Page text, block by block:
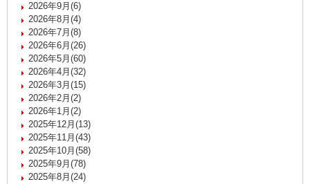
2026年9月(6)
2026年8月(4)
2026年7月(8)
2026年6月(26)
2026年5月(60)
2026年4月(32)
2026年3月(15)
2026年2月(2)
2026年1月(2)
2025年12月(13)
2025年11月(43)
2025年10月(58)
2025年9月(78)
2025年8月(24)